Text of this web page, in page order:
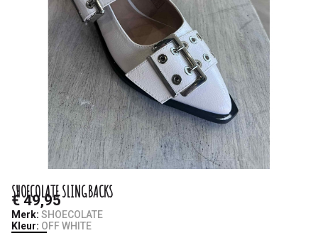
SHOECOLATE SLINGBACKS
€ 49,95
Merk: SHOECOLATE
Kleur: OFF WHITE